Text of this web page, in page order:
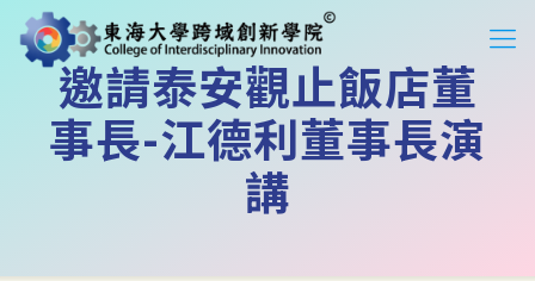
邀請泰安觀止飯店董
事長-江德利董事長演
講